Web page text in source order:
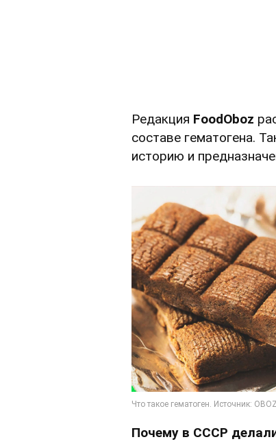
Редакция FoodOboz
составе гематогена.
историю и
Почему в СССР